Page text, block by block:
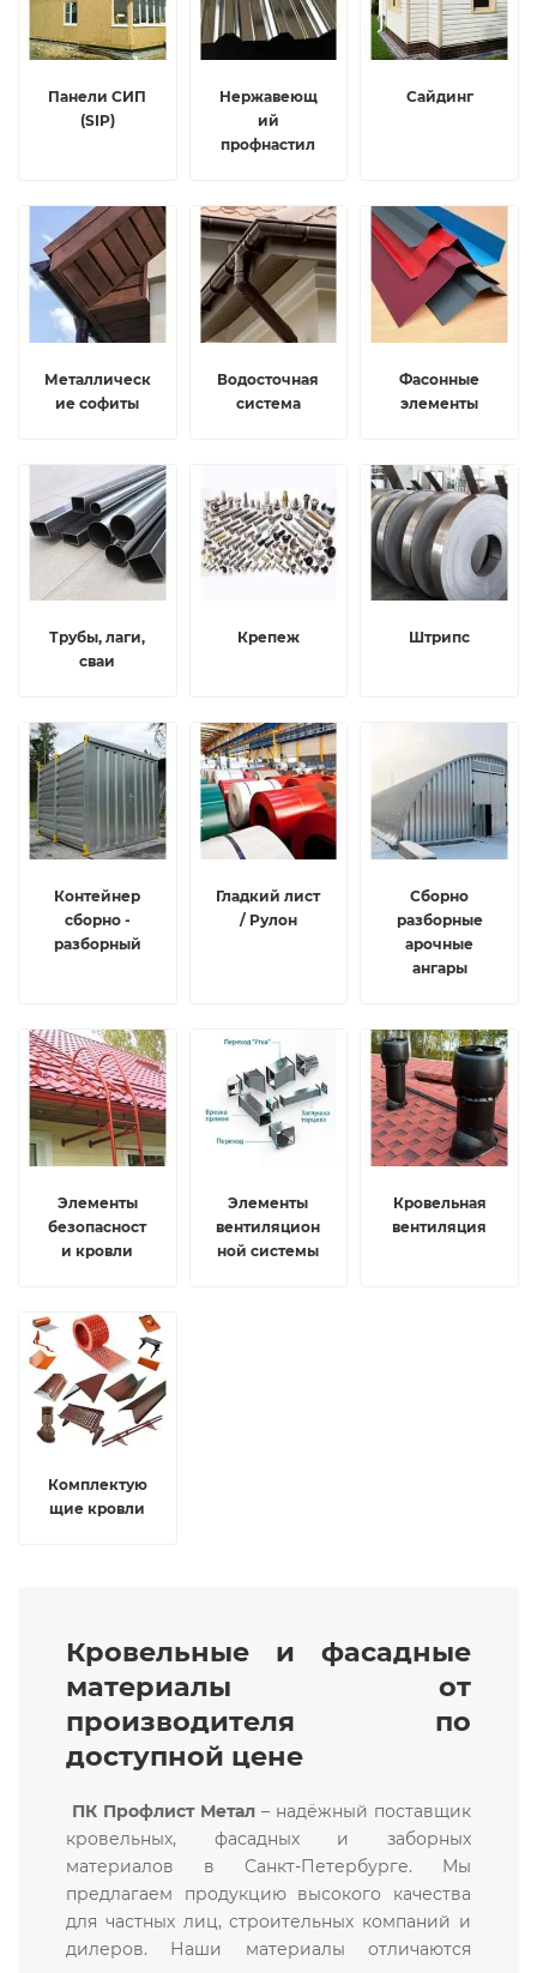
Панели СИП
(SIP)
Нержавеющ
ий
профнастил
Сайдинг
Металлическ
ие софиты
Водосточная
система
Фасонные
элементы
Трубы, лаги,
сваи
Крепеж Штрипс
Контейнер
сборно -
разборный
Гладкий лист
/ Рулон
Сборно
разборные
арочные
ангары
Элементы
безопасност
и кровли
Элементы
вентиляцион
ной системы
Кровельная
вентиляция
Комплектую
щие кровли
Кровельные и фасадные
материалы от
производителя по
доступной цене
ПК Профлист Метал – надёжный поставщик
кровельных, фасадных и заборных
материалов в Санкт-Петербурге. Мы
предлагаем продукцию высокого качества
для частных лиц, строительных компаний и
дилеров. Наши материалы отличаются